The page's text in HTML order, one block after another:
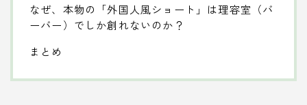
なぜ、本物の「外国人風ショート」は理容室（バ
ーバー）でしか創れないのか？
まとめ